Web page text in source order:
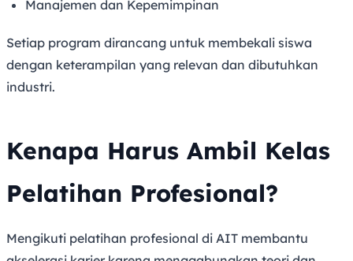
Manajemen dan Kepemimpinan
Setiap program dirancang untuk membekali siswa
dengan keterampilan yang relevan dan dibutuhkan
industri.
Kenapa Harus Ambil Kelas
Pelatihan Profesional?
Mengikuti pelatihan profesional di AIT membantu